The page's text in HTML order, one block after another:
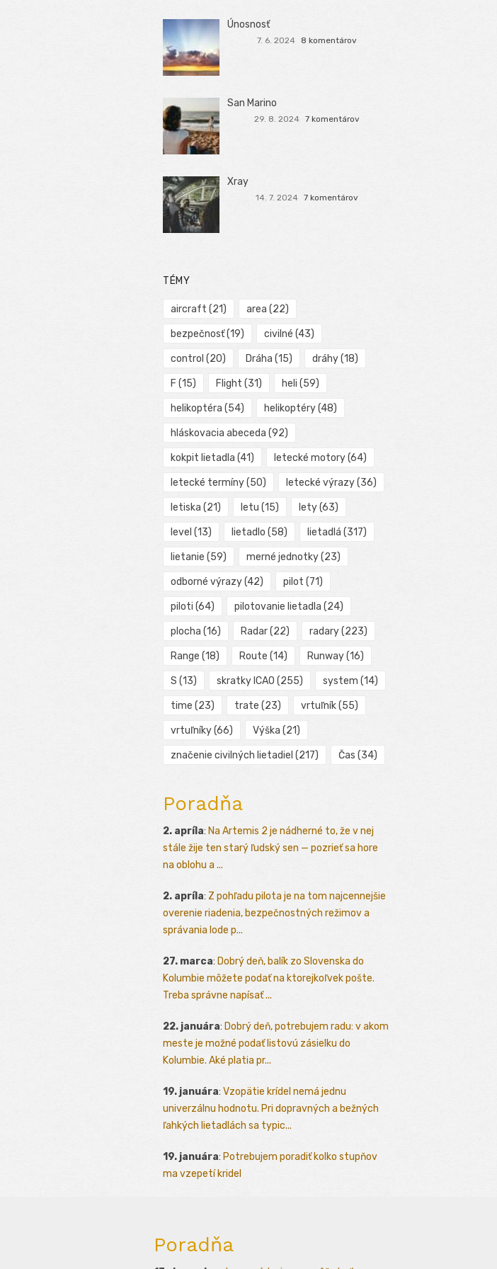
Únosnosť
7. 6. 2024 8 komentárov
San Marino
29. 8. 2024 7 komentárov
Xray
14. 7. 2024 7 komentárov
TÉMY
aircraft (21) area (22)
bezpečnosť(19) civilné (43)
control (20) Dráha (15) dráhy(18)
F (15) Flight (31) heli (59)
helikoptéra (54) helikoptéry(48)
hláskovacia abeceda (92)
kokpit lietadla (41) letecké motory(64)
letecké termíny(50) letecké výrazy(36)
letiska (21) letu (15) lety(63)
level (13) lietadlo (58) lietadlá (317)
lietanie (59) merné jednotky(23)
odborné výrazy(42) pilot (71)
piloti (64) pilotovanie lietadla (24)
plocha (16) Radar(22) radary(223)
Range (18) Route (14) Runway(16)
S (13) skratky ICAO (255) system (14)
time (23) trate (23) vrtuľník(55)
vrtuľníky(66) Výška (21)
značenie civilných lietadiel (217) Čas (34)
Poradňa
2. apríla: Na Artemis 2 je nádherné to, že v nej
stále žije ten starý ľudský sen — pozrieť sa hore
na oblohu a ...
2. apríla: Z pohľadu pilota je na tom najcennejšie
overenie riadenia, bezpečnostných režimov a
správania lode p...
27. marca: Dobrý deň, balík zo Slovenska do
Kolumbie môžete podať na ktorejkoľvek pošte.
Treba správne napísať ...
22. januára: Dobrý deň, potrebujem radu: v akom
meste je možné podať listovú zásielku do
Kolumbie. Aké platia pr...
19. januára: Vzopätie krídel nemá jednu
univerzálnu hodnotu. Pri dopravných a bežných
ľahkých lietadlách sa typic...
19. januára: Potrebujem poradiť kolko stupňov
ma vzepetí kridel
Poradňa